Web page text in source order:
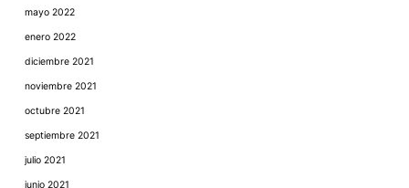
mayo 2022
enero 2022
diciembre 2021
noviembre 2021
octubre 2021
septiembre 2021
julio 2021
junio 2021